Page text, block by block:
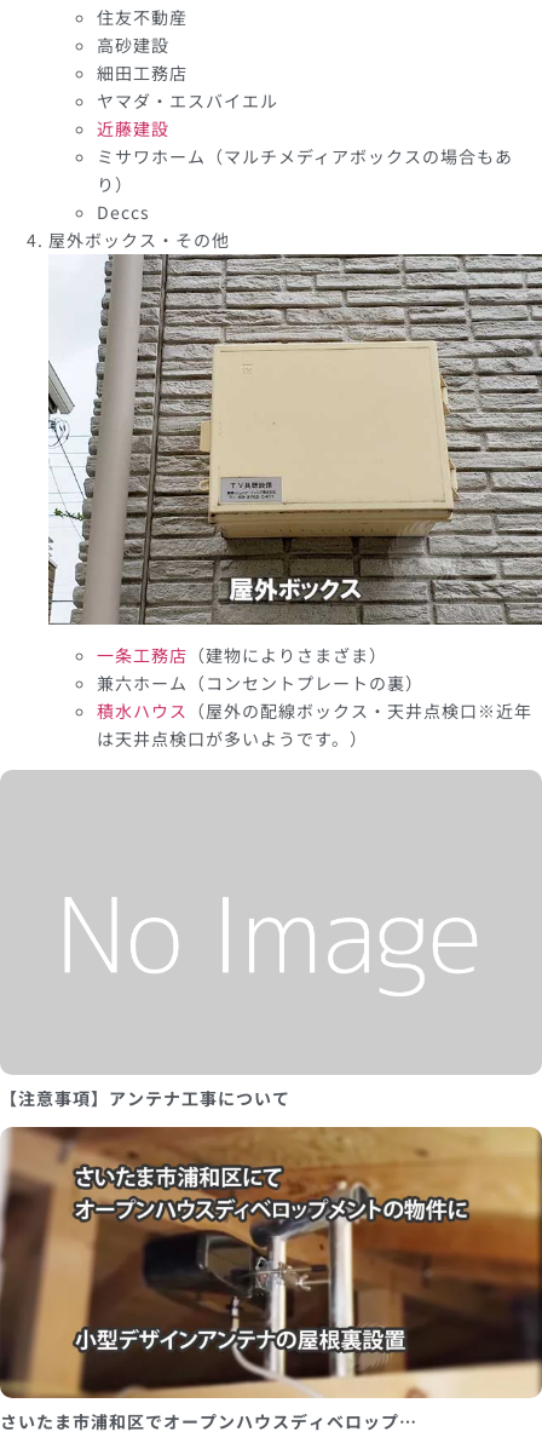
住友不動産
高砂建設
細田工務店
ヤマダ・エスバイエル
近藤建設
ミサワホーム（マルチメディアボックスの場合もあ
り）
Deccs
屋外ボックス・その他
一条工務店 （建物によりさまざま）
兼六ホーム（コンセントプレートの裏）
積水ハウス （屋外の配線ボックス・天井点検口※近年
は天井点検口が多いようです。）
【注意事項】アンテナ工事について
さいたま市浦和区でオープンハウスディベロップ…